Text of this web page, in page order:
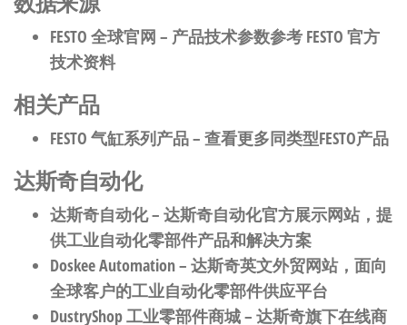
FESTO 全球官网 – 产品技术参数参考 FESTO 官方
技术资料
相关产品
FESTO 气缸系列产品– 查看更多同类型FESTO产品
达斯奇自动化
达斯奇自动化– 达斯奇自动化官方展示网站，提
供工业自动化零部件产品和解决方案
Doskee Automation– 达斯奇英文外贸网站，面向
全球客户的工业自动化零部件供应平台
DustryShop 工业零部件商城– 达斯奇旗下在线商